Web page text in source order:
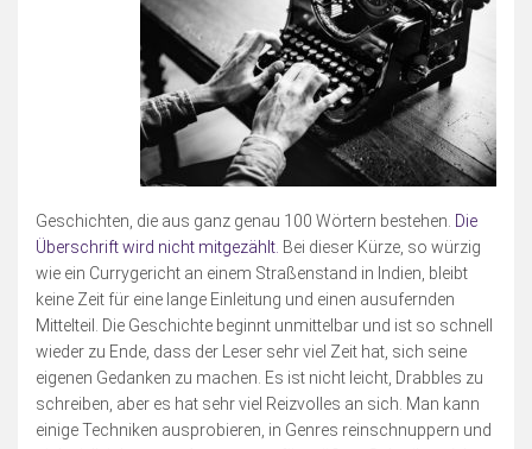
Geschichten, die aus ganz genau 100 Wörtern bestehen. Die
Überschrift wird nicht mitgezählt. Bei dieser Kürze, so würzig
wie ein Currygericht an einem Straßenstand in Indien, bleibt
keine Zeit für eine lange Einleitung und einen ausufernden
Mittelteil. Die Geschichte beginnt unmittelbar und ist so schnell
wieder zu Ende, dass der Leser sehr viel Zeit hat, sich seine
eigenen Gedanken zu machen. Es ist nicht leicht, Drabbles zu
schreiben, aber es hat sehr viel Reizvolles an sich. Man kann
einige Techniken ausprobieren, in Genres reinschnuppern und